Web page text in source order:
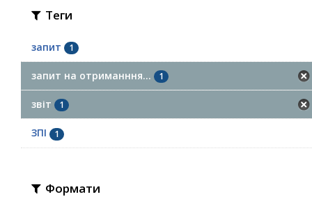
Теги
запит 1
запит на отриманння... 1
звіт 1
ЗПІ 1
Формати